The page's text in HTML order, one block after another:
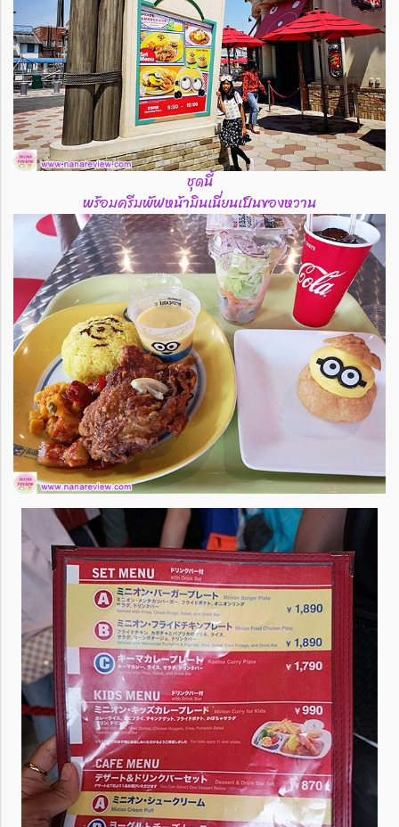
ชุดนี้
พร้อมครีมพัฟหน้ามินเนี่ยนเป็นของหวาน